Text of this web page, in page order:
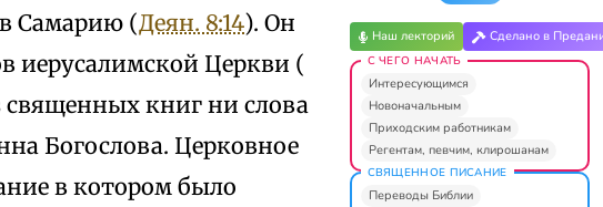
в Самарию (Деян. 8:14). Он
иерусалимской Церкви (
священных книг ни слова
Богослова. Церковное
в котором было
Наш лекторий Сделано в
С ЧЕГО НАЧАТЬ
Интересующимся
Новоначальным
Приходским работникам
Регентам, певчим, клирошанам
СВЯЩЕННОЕ ПИСАНИЕ
Переводы Библии